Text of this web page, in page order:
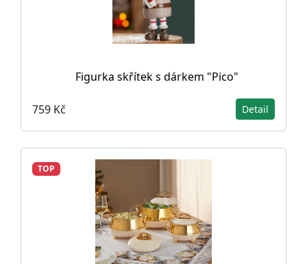
Figurka skřítek s dárkem "Pico"
759 Kč Detail
TOP